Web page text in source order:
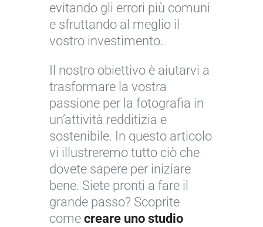
evitando gli errori più comuni
e sfruttando al meglio il
vostro investimento.
Il nostro obiettivo è aiutarvi a
trasformare la vostra
passione per la fotografia in
un’attività redditizia e
sostenibile. In questo articolo
vi illustreremo tutto ciò che
dovete sapere per iniziare
bene. Siete pronti a fare il
grande passo? Scoprite
come creare uno studio